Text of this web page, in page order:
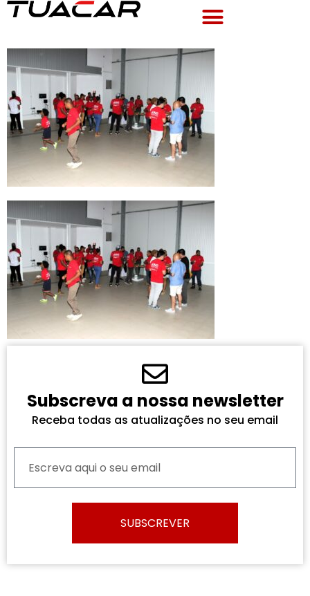
Subscreva a nossa newsletter
Receba todas as atualizações no seu email
SUBSCREVER